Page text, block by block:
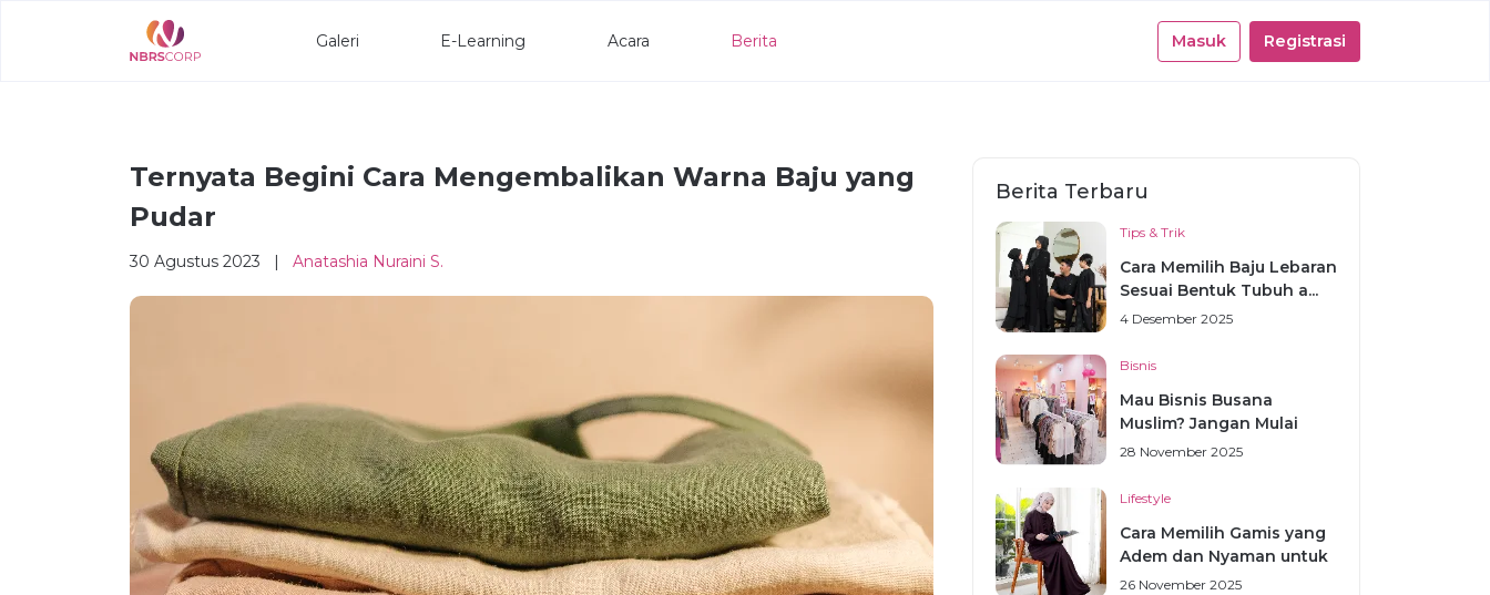
Galeri E-Learning Acara Berita Masuk Registrasi
Ternyata Begini Cara Mengembalikan Warna Baju yang
Pudar
30 Agustus 2023 | Anatashia Nuraini S.
Berita Terbaru
Tips & Trik
Cara Memilih Baju Lebaran
Sesuai Bentuk Tubuh a...
4 Desember 2025
Bisnis
Mau Bisnis Busana
Muslim? Jangan Mulai
Sebelum...
28 November 2025
Lifestyle
Cara Memilih Gamis yang
Adem dan Nyaman untuk
S...
26 November 2025